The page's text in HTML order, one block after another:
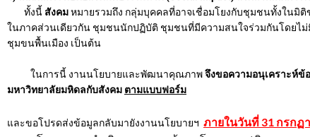
ทั้งนี้ สังคมหมายรวมถึง กลุ่มบุคคลที่อาจเชื่อมโยงกับชุมชนทั้งในมิ
ในภาคส่วนเดียวกัน ชุมชนนักปฏิบัติ ชุมชนที่มีความสนใจร่วมกันโดยไม่
ชุมขนพื้นเมือง เป็นต้น
ในการนี้ งานนโยบายและพัฒนาคุณภาพจึงขอความอนุเคราะห์ข้
มหาวิทยาลัยมหิดลกับสังคม ตามแบบฟอร์ม
และขอโปรดส่งข้อมูลกลับมายังงานนโยบายฯ ภายในวันที่ 31 กรกฏ